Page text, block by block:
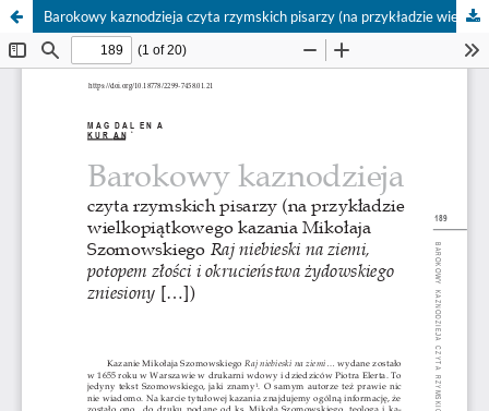
Barokowy kaznodzieja czyta rzymskich pisarzy (na przykładzie wielkopiątkowego kazania Mikołaja Szomowskiego Raj niebieski na ziemi, potopem złości i okrucieństwa żydowskiego zniesiony […])